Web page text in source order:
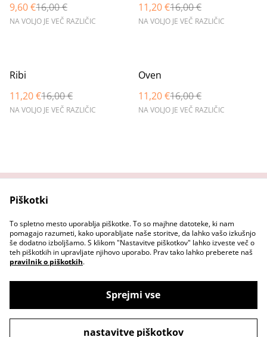
9,60 €16,00 €
NA VOLJO JE VEČ RAZLIČIC
11,20 €16,00 €
NA VOLJO JE VEČ RAZLIČIC
%
Ribi
11,20 €16,00 €
NA VOLJO JE VEČ RAZLIČIC
%
Oven
11,20 €16,00 €
NA VOLJO JE VEČ RAZLIČIC
Pravni pogoji
Pravilnik o zasebnosti
Pravilnik o piškotkih
©2026Makrame ustvarjalnica
Piškotki
To spletno mesto uporablja piškotke. To so majhne datoteke, ki nam
pomagajo razumeti, kako uporabljate naše storitve, da lahko vašo izkušnjo
še dodatno izboljšamo. S klikom "Nastavitve piškotkov" lahko izveste več o
teh piškotkih in upravljate njihovo uporabo. Prav tako lahko preberete naš
pravilnik o piškotkih.
Sprejmi vse
nastavitve piškotkov